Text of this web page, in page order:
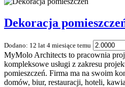
Dekoracja
Dodano: 12 lat 4 miesiące temu
MyMolo Architects to pracownia
kompleksowe usługi z zakresu
pomieszczeń. Firma ma na swoim
domów, biur, restauracji, hoteli,